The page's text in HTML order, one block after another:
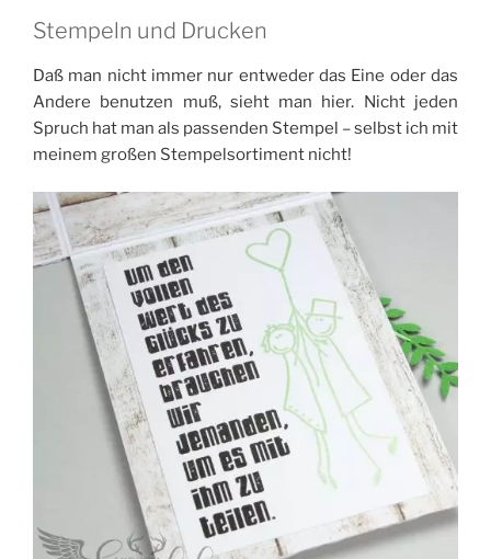
Stempeln und Drucken
Daß man nicht immer nur entweder das Eine oder das
Andere benutzen muß, sieht man hier. Nicht jeden
Spruch hat man als passenden Stempel – selbst ich mit
meinem großen Stempelsortiment nicht!